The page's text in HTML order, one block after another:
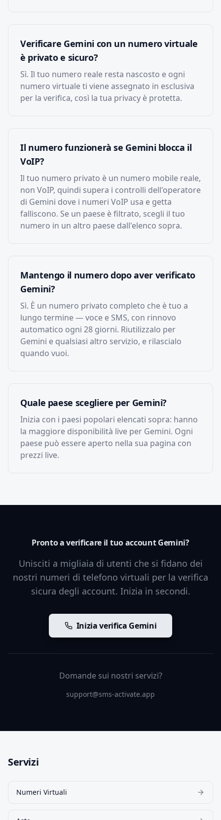
Verificare Gemini con un numero virtuale
è privato e sicuro?
Sì. Il tuo numero reale resta nascosto e ogni
numero virtuale ti viene assegnato in esclusiva
per la verifica, così la tua privacy è protetta.
Il numero funzionerà se Gemini blocca il
VoIP?
Il tuo numero privato è un numero mobile reale,
non VoIP, quindi supera i controlli dell'operatore
di Gemini dove i numeri VoIP usa e getta
falliscono. Se un paese è filtrato, scegli il tuo
numero in un altro paese dall'elenco sopra.
Mantengo il numero dopo aver verificato
Gemini?
Sì. È un numero privato completo che è tuo a
lungo termine — voce e SMS, con rinnovo
automatico ogni 28 giorni. Riutilizzalo per
Gemini e qualsiasi altro servizio, e rilascialo
quando vuoi.
Quale paese scegliere per Gemini?
Inizia con i paesi popolari elencati sopra: hanno
la maggiore disponibilità live per Gemini. Ogni
paese può essere aperto nella sua pagina con
prezzi live.
Pronto a verificare il tuo account Gemini?
Unisciti a migliaia di utenti che si fidano dei
nostri numeri di telefono virtuali per la verifica
sicura degli account. Inizia in secondi.
Inizia verifica Gemini
Domande sui nostri servizi?
support@sms-activate.app
Servizi
Numeri Virtuali